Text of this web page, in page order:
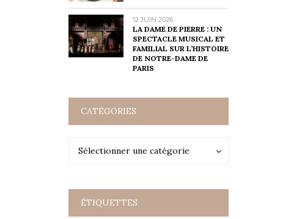
12 JUIN 2026
LA DAME DE PIERRE : UN
SPECTACLE MUSICAL ET
FAMILIAL SUR L’HISTOIRE
DE NOTRE-DAME DE
PARIS
CATÉGORIES
Sélectionner une catégorie
Catégories
ÉTIQUETTES